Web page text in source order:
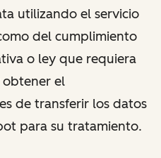
utilizando el servicio
del cumplimiento
o ley que requiera
el
de transferir los datos
para su tratamiento.